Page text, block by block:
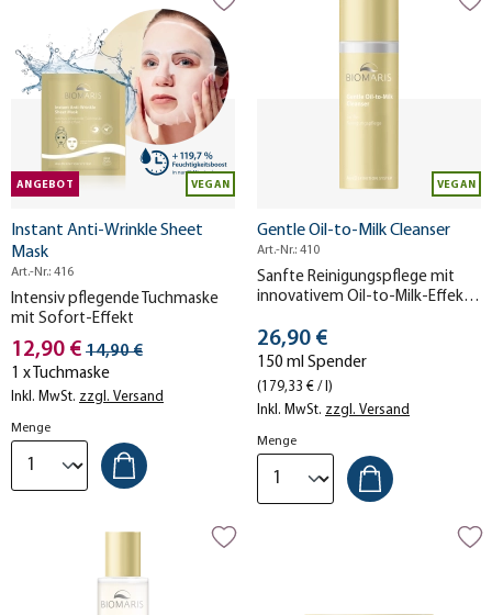
ANGEBOT VEGAN
Instant Anti-Wrinkle Sheet
Mask
Art.-Nr.: 416
Intensiv pflegende Tuchmaske
mit Sofort-Effekt
Stückpreis
12,90 € Streichpreis
14,90 €
1 x Tuchmaske
Inkl. MwSt. zzgl. Versand
Menge
VEGAN
Gentle Oil-to-Milk Cleanser
Art.-Nr.: 410
Sanfte Reinigungspflege mit
innovativem Oil-to-Milk-Effekt.
von Schmutz und Make-up,
ohne auszutrocknen.
Stückpreis
26,90 €
150 ml Spender
(179,33 € / l)
Inkl. MwSt. zzgl. Versand
Menge